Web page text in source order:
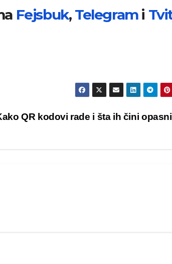
Fejsbuk, Telegrami
QR kodovi rade i šta ih čini